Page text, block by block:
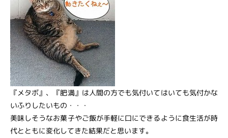
『メタボ』、『肥満』は人間の方でも気付いてはいても気付かな
いふりしたいもの・・・
美味しそうなお菓子やご飯が手軽に口にできるように食生活が時
代とともに変化してきた結果だと思います。